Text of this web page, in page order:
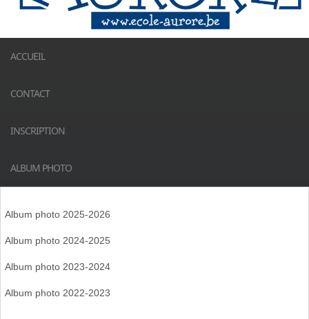
ACCUEIL
CONTACT
INSCRIPTION
ALBUM PHOTO
Album photo 2025-2026
Album photo 2024-2025
Album photo 2023-2024
Album photo 2022-2023